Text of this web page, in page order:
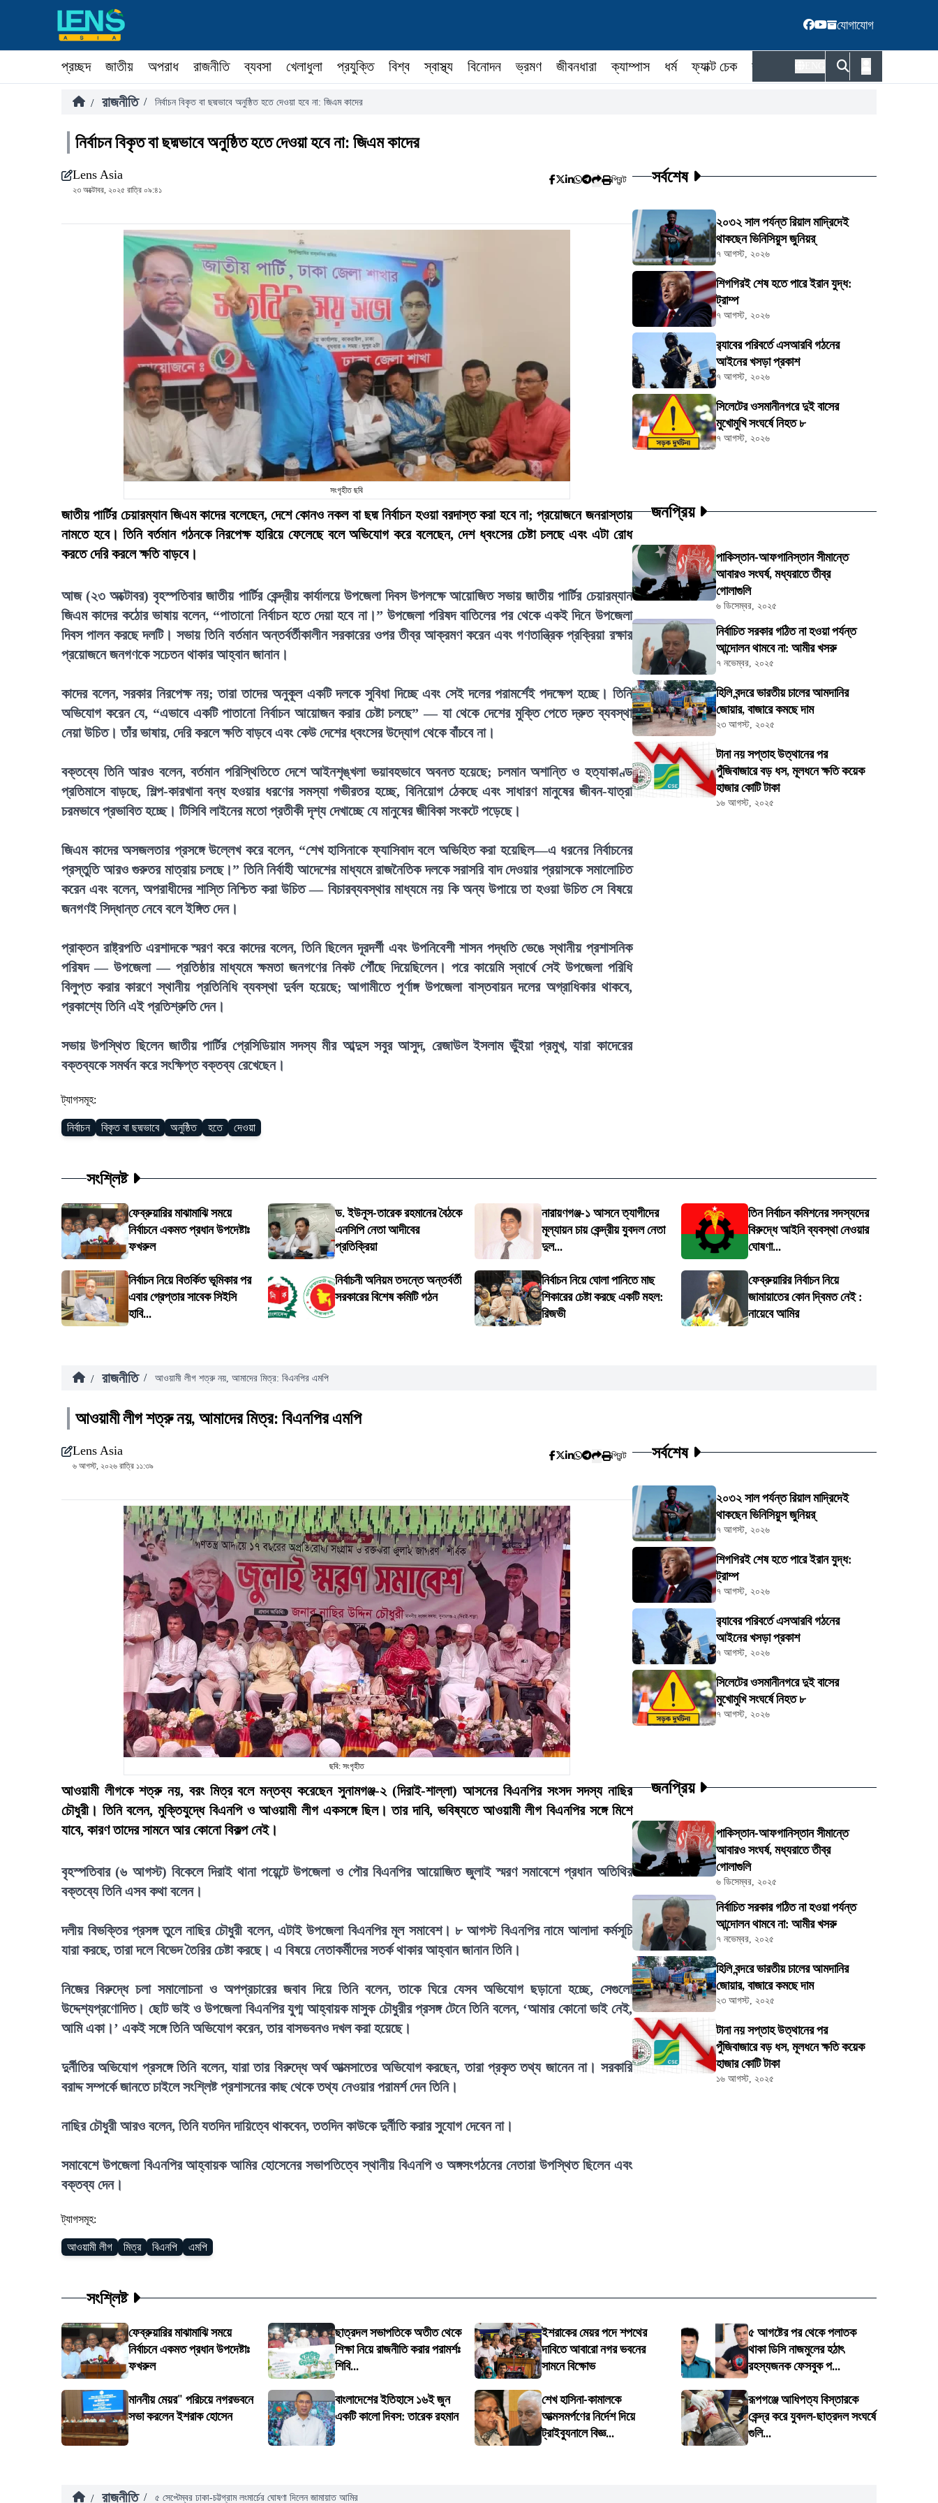
যোগাযোগ
প্রচ্ছদ জাতীয় অপরাধ রাজনীতি ব্যবসা খেলাধুলা প্রযুক্তি বিশ্ব স্বাস্থ্য বিনোদন ভ্রমণ জীবনধারা ক্যাম্পাস ধর্ম ফ্যাক্ট চেক কর্মকর্তা
/ রাজনীতি / নির্বাচন বিকৃত বা ছদ্মভাবে অনুষ্ঠিত হতে দেওয়া হবে না: জিএম কাদের
নির্বাচন বিকৃত বা ছদ্মভাবে অনুষ্ঠিত হতে দেওয়া হবে না: জিএম কাদের
Lens Asia
২৩ অক্টোবর, ২০২৫ রাত্রি ০৯:৪১
প্রিন্ট
সংগৃহীত ছবি
জাতীয় পার্টির চেয়ারম্যান জিএম কাদের বলেছেন, দেশে কোনও নকল বা ছদ্ম নির্বাচন হওয়া বরদাস্ত করা হবে না; প্রয়োজনে জনরাস্তায়
নামতে হবে। তিনি বর্তমান গঠনকে নিরপেক্ষ হারিয়ে ফেলেছে বলে অভিযোগ করে বলেছেন, দেশ ধ্বংসের চেষ্টা চলছে এবং এটা রোধ
করতে দেরি করলে ক্ষতি বাড়বে।
আজ (২৩ অক্টোবর) বৃহস্পতিবার জাতীয় পার্টির কেন্দ্রীয় কার্যালয়ে উপজেলা দিবস উপলক্ষে আয়োজিত সভায় জাতীয় পার্টির চেয়ারম্যান
জিএম কাদের কঠোর ভাষায় বলেন, “পাতানো নির্বাচন হতে দেয়া হবে না।” উপজেলা পরিষদ বাতিলের পর থেকে একই দিনে উপজেলা
দিবস পালন করছে দলটি। সভায় তিনি বর্তমান অন্তর্বর্তীকালীন সরকারের ওপর তীব্র আক্রমণ করেন এবং গণতান্ত্রিক প্রক্রিয়া রক্ষার
প্রয়োজনে জনগণকে সচেতন থাকার আহ্বান জানান।
কাদের বলেন, সরকার নিরপেক্ষ নয়; তারা তাদের অনুকূল একটি দলকে সুবিধা দিচ্ছে এবং সেই দলের পরামর্শেই পদক্ষেপ হচ্ছে। তিনি
অভিযোগ করেন যে, “এভাবে একটি পাতানো নির্বাচন আয়োজন করার চেষ্টা চলছে” — যা থেকে দেশের মুক্তি পেতে দ্রুত ব্যবস্থা
নেয়া উচিত। তাঁর ভাষায়, দেরি করলে ক্ষতি বাড়বে এবং কেউ দেশের ধ্বংসের উদ্যোগ থেকে বাঁচবে না।
বক্তব্যে তিনি আরও বলেন, বর্তমান পরিস্থিতিতে দেশে আইনশৃঙ্খলা ভয়াবহভাবে অবনত হয়েছে; চলমান অশান্তি ও হত্যাকাণ্ড
প্রতিমাসে বাড়ছে, শিল্প-কারখানা বন্ধ হওয়ার ধরণের সমস্যা গভীরতর হচ্ছে, বিনিয়োগ ঠেকছে এবং সাধারণ মানুষের জীবন-যাত্রা
চরমভাবে প্রভাবিত হচ্ছে। টিসিবি লাইনের মতো প্রতীকী দৃশ্য দেখাচ্ছে যে মানুষের জীবিকা সংকটে পড়েছে।
জিএম কাদের অসজলতার প্রসঙ্গে উল্লেখ করে বলেন, “শেখ হাসিনাকে ফ্যাসিবাদ বলে অভিহিত করা হয়েছিল—এ ধরনের নির্বাচনের
প্রস্তুতি আরও গুরুতর মাত্রায় চলছে।” তিনি নির্বাহী আদেশের মাধ্যমে রাজনৈতিক দলকে সরাসরি বাদ দেওয়ার প্রয়াসকে সমালোচিত
করেন এবং বলেন, অপরাধীদের শাস্তি নিশ্চিত করা উচিত — বিচারব্যবস্থার মাধ্যমে নয় কি অন্য উপায়ে তা হওয়া উচিত সে বিষয়ে
জনগণই সিদ্ধান্ত নেবে বলে ইঙ্গিত দেন।
প্রাক্তন রাষ্ট্রপতি এরশাদকে স্মরণ করে কাদের বলেন, তিনি ছিলেন দূরদর্শী এবং উপনিবেশী শাসন পদ্ধতি ভেঙে স্থানীয় প্রশাসনিক
পরিষদ — উপজেলা — প্রতিষ্ঠার মাধ্যমে ক্ষমতা জনগণের নিকট পৌঁছে দিয়েছিলেন। পরে কায়েমি স্বার্থে সেই উপজেলা পরিধি
বিলুপ্ত করার কারণে স্থানীয় প্রতিনিধি ব্যবস্থা দুর্বল হয়েছে; আগামীতে পূর্ণাঙ্গ উপজেলা বাস্তবায়ন দলের অগ্রাধিকার থাকবে,
প্রকাশ্যে তিনি এই প্রতিশ্রুতি দেন।
সভায় উপস্থিত ছিলেন জাতীয় পার্টির প্রেসিডিয়াম সদস্য মীর আব্দুস সবুর আসুদ, রেজাউল ইসলাম ভুঁইয়া প্রমুখ, যারা কাদেরের
বক্তব্যকে সমর্থন করে সংক্ষিপ্ত বক্তব্য রেখেছেন।
ট্যাগসমূহ:
নির্বাচন বিকৃত বা ছদ্মভাবে অনুষ্ঠিত হতে দেওয়া
সর্বশেষ
২০৩২ সাল পর্যন্ত রিয়াল মাদ্রিদেই
থাকছেন ভিনিসিয়ুস জুনিয়র্
৭ আগস্ট, ২০২৬
শিগগিরই শেষ হতে পারে ইরান যুদ্ধ:
ট্রাম্প
৭ আগস্ট, ২০২৬
র‍্যাবের পরিবর্তে এসআরবি গঠনের
আইনের খসড়া প্রকাশ
৭ আগস্ট, ২০২৬
সিলেটের ওসমানীনগরে দুই বাসের
মুখোমুখি সংঘর্ষে নিহত ৮
৭ আগস্ট, ২০২৬
জনপ্রিয়
পাকিস্তান-আফগানিস্তান সীমান্তে
আবারও সংঘর্ষ, মধ্যরাতে তীব্র
গোলাগুলি
৬ ডিসেম্বর, ২০২৫
নির্বাচিত সরকার গঠিত না হওয়া পর্যন্ত
আন্দোলন থামবে না: আমীর খসরু
৭ নভেম্বর, ২০২৫
হিলি বন্দরে ভারতীয় চালের আমদানির
জোয়ার, বাজারে কমছে দাম
২৩ আগস্ট, ২০২৫
টানা নয় সপ্তাহ উত্থানের পর
পুঁজিবাজারে বড় ধস, মূলধনে ক্ষতি কয়েক
হাজার কোটি টাকা
১৬ আগস্ট, ২০২৫
সংশ্লিষ্ট
ফেব্রুয়ারির মাঝামাঝি সময়ে
নির্বাচনে একমত প্রধান উপদেষ্টাঃ
ফখরুল
ড. ইউনূস-তারেক রহমানের বৈঠকে
এনসিপি নেতা আদীবের
প্রতিক্রিয়া
নারায়ণগঞ্জ-১ আসনে ত্যাগীদের
মূল্যায়ন চায় কেন্দ্রীয় যুবদল নেতা
দুল...
তিন নির্বাচন কমিশনের সদস্যদের
বিরুদ্ধে আইনি ব্যবস্থা নেওয়ার
ঘোষণা...
নির্বাচন নিয়ে বিতর্কিত ভূমিকার পর
এবার গ্রেপ্তার সাবেক সিইসি
হাবি...
নির্বাচনী অনিয়ম তদন্তে অন্তর্বর্তী
সরকারের বিশেষ কমিটি গঠন
নির্বাচন নিয়ে ঘোলা পানিতে মাছ
শিকারের চেষ্টা করছে একটি মহল:
রিজভী
ফেব্রুয়ারির নির্বাচন নিয়ে
জামায়াতের কোন দ্বিমত নেই :
নায়েবে আমির
/ রাজনীতি / আওয়ামী লীগ শত্রু নয়, আমাদের মিত্র: বিএনপির এমপি
আওয়ামী লীগ শত্রু নয়, আমাদের মিত্র: বিএনপির এমপি
Lens Asia
৬ আগস্ট, ২০২৬ রাত্রি ১১:৩৯
প্রিন্ট
ছবি: সংগৃহীত
আওয়ামী লীগকে শত্রু নয়, বরং মিত্র বলে মন্তব্য করেছেন সুনামগঞ্জ-২ (দিরাই-শাল্লা) আসনের বিএনপির সংসদ সদস্য নাছির
চৌধুরী। তিনি বলেন, মুক্তিযুদ্ধে বিএনপি ও আওয়ামী লীগ একসঙ্গে ছিল। তার দাবি, ভবিষ্যতে আওয়ামী লীগ বিএনপির সঙ্গে মিশে
যাবে, কারণ তাদের সামনে আর কোনো বিকল্প নেই।
বৃহস্পতিবার (৬ আগস্ট) বিকেলে দিরাই থানা পয়েন্টে উপজেলা ও পৌর বিএনপির আয়োজিত জুলাই স্মরণ সমাবেশে প্রধান অতিথির
বক্তব্যে তিনি এসব কথা বলেন।
দলীয় বিভক্তির প্রসঙ্গ তুলে নাছির চৌধুরী বলেন, এটাই উপজেলা বিএনপির মূল সমাবেশ। ৮ আগস্ট বিএনপির নামে আলাদা কর্মসূচি
যারা করছে, তারা দলে বিভেদ তৈরির চেষ্টা করছে। এ বিষয়ে নেতাকর্মীদের সতর্ক থাকার আহ্বান জানান তিনি।
নিজের বিরুদ্ধে চলা সমালোচনা ও অপপ্রচারের জবাব দিয়ে তিনি বলেন, তাকে ঘিরে যেসব অভিযোগ ছড়ানো হচ্ছে, সেগুলো
উদ্দেশ্যপ্রণোদিত। ছোট ভাই ও উপজেলা বিএনপির যুগ্ম আহ্বায়ক মাসুক চৌধুরীর প্রসঙ্গ টেনে তিনি বলেন, ‘আমার কোনো ভাই নেই,
আমি একা।’ একই সঙ্গে তিনি অভিযোগ করেন, তার বাসভবনও দখল করা হয়েছে।
দুর্নীতির অভিযোগ প্রসঙ্গে তিনি বলেন, যারা তার বিরুদ্ধে অর্থ আত্মসাতের অভিযোগ করছেন, তারা প্রকৃত তথ্য জানেন না। সরকারি
বরাদ্দ সম্পর্কে জানতে চাইলে সংশ্লিষ্ট প্রশাসনের কাছ থেকে তথ্য নেওয়ার পরামর্শ দেন তিনি।
নাছির চৌধুরী আরও বলেন, তিনি যতদিন দায়িত্বে থাকবেন, ততদিন কাউকে দুর্নীতি করার সুযোগ দেবেন না।
সমাবেশে উপজেলা বিএনপির আহ্বায়ক আমির হোসেনের সভাপতিত্বে স্থানীয় বিএনপি ও অঙ্গসংগঠনের নেতারা উপস্থিত ছিলেন এবং
বক্তব্য দেন।
ট্যাগসমূহ:
আওয়ামী লীগ মিত্র বিএনপি এমপি
সর্বশেষ
২০৩২ সাল পর্যন্ত রিয়াল মাদ্রিদেই
থাকছেন ভিনিসিয়ুস জুনিয়র্
৭ আগস্ট, ২০২৬
শিগগিরই শেষ হতে পারে ইরান যুদ্ধ:
ট্রাম্প
৭ আগস্ট, ২০২৬
র‍্যাবের পরিবর্তে এসআরবি গঠনের
আইনের খসড়া প্রকাশ
৭ আগস্ট, ২০২৬
সিলেটের ওসমানীনগরে দুই বাসের
মুখোমুখি সংঘর্ষে নিহত ৮
৭ আগস্ট, ২০২৬
জনপ্রিয়
পাকিস্তান-আফগানিস্তান সীমান্তে
আবারও সংঘর্ষ, মধ্যরাতে তীব্র
গোলাগুলি
৬ ডিসেম্বর, ২০২৫
নির্বাচিত সরকার গঠিত না হওয়া পর্যন্ত
আন্দোলন থামবে না: আমীর খসরু
৭ নভেম্বর, ২০২৫
হিলি বন্দরে ভারতীয় চালের আমদানির
জোয়ার, বাজারে কমছে দাম
২৩ আগস্ট, ২০২৫
টানা নয় সপ্তাহ উত্থানের পর
পুঁজিবাজারে বড় ধস, মূলধনে ক্ষতি কয়েক
হাজার কোটি টাকা
১৬ আগস্ট, ২০২৫
সংশ্লিষ্ট
ফেব্রুয়ারির মাঝামাঝি সময়ে
নির্বাচনে একমত প্রধান উপদেষ্টাঃ
ফখরুল
ছাত্রদল সভাপতিকে অতীত থেকে
শিক্ষা নিয়ে রাজনীতি করার পরামর্শঃ
শিবি...
ইশরাকের মেয়র পদে শপথের
দাবিতে আবারো নগর ভবনের
সামনে বিক্ষোভ
৫ আগষ্টের পর থেকে পলাতক
থাকা ডিসি নাজমুলের হঠাৎ
রহস্যজনক ফেসবুক প...
মাননীয় মেয়র" পরিচয়ে নগরভবনে
সভা করলেন ইশরাক হোসেন
বাংলাদেশের ইতিহাসে ১৬ই জুন
একটি কালো দিবস: তারেক রহমান
শেখ হাসিনা-কামালকে
আত্মসমর্পণের নির্দেশ দিয়ে
ট্রাইব্যুনালে বিজ্ঞ...
রূপগঞ্জে আধিপত্য বিস্তারকে
কেন্দ্র করে যুবদল-ছাত্রদল সংঘর্ষে
গুলি...
/ রাজনীতি / ৫ সেপ্টেম্বর ঢাকা-চট্টগ্রাম লংমার্চের ঘোষণা দিলেন জামায়াত আমির